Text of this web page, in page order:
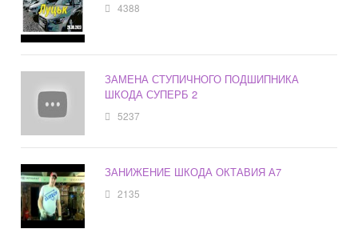
4388
ЗАМЕНА СТУПИЧНОГО ПОДШИПНИКА
ШКОДА СУПЕРБ 2
5237
ЗАНИЖЕНИЕ ШКОДА ОКТАВИЯ А7
2135